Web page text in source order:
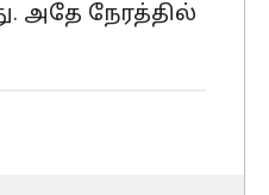
அதே நேரத்தில்